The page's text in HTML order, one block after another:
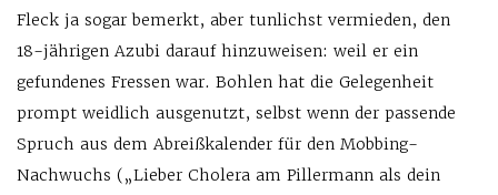
Fleck ja sogar bemerkt, aber tunlichst vermieden, den
18-jährigen Azubi darauf hinzuweisen: weil er ein
gefundenes Fressen war. Bohlen hat die Gelegenheit
prompt weidlich ausgenutzt, selbst wenn der passende
Spruch aus dem Abreißkalender für den Mobbing-
Nachwuchs („Lieber Cholera am Pillermann als dein